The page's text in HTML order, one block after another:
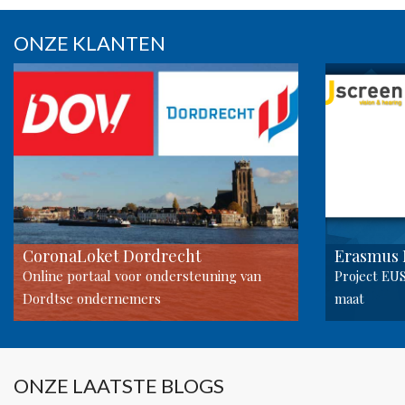
ONZE KLANTEN
CoronaLoket Dordrecht
Online portaal voor ondersteuning van
Dordtse ondernemers
Erasmus
Project
maat
ONZE LAATSTE BLOGS